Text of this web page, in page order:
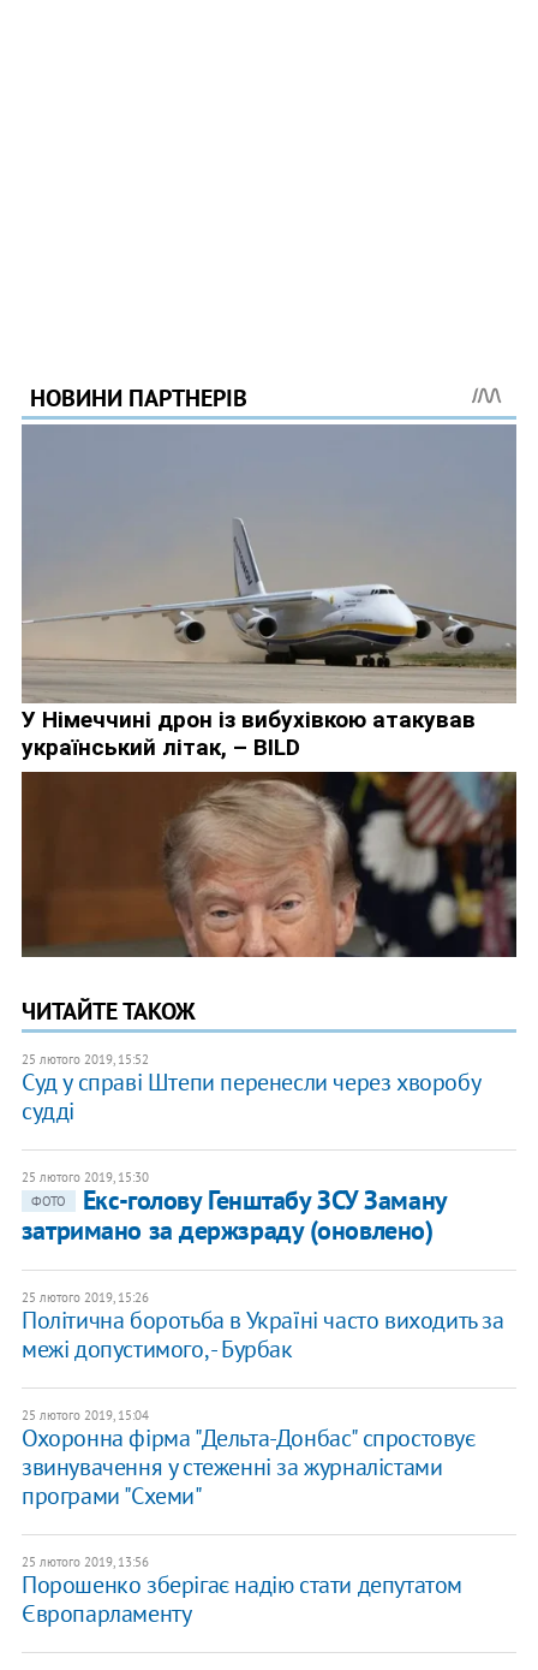
ЧИТАЙТЕ ТАКОЖ
25 лютого 2019, 15:52
Суд у справі Штепи перенесли через хворобу
судді
25 лютого 2019, 15:30
ФОТО
Екс-голову Генштабу ЗСУ Заману
затримано за держзраду (оновлено)
25 лютого 2019, 15:26
Політична боротьба в Україні часто виходить за
межі допустимого, - Бурбак
25 лютого 2019, 15:04
Охоронна фірма "Дельта-Донбас" спростовує
звинувачення у стеженні за журналістами
програми "Схеми"
25 лютого 2019, 13:56
Порошенко зберігає надію стати депутатом
Європарламенту